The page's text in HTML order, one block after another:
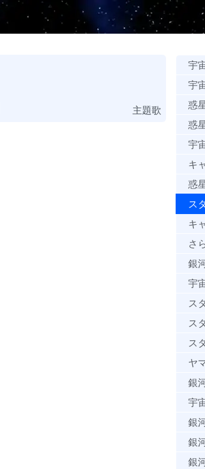
主題歌
宇
宇
惑
惑
宇
キ
惑
ス
キ
さ
銀
宇
ス
ス
ス
ヤ
銀
宇
銀
銀
銀